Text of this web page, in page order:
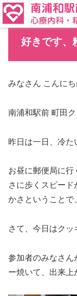
好きです
みなさん こんに
南浦和駅前 町田
昨日は一日、冷た
お昼に郵便局に行
さに歩くスピー
かさということで
さて、今日はクッ
参加者のみなさん
ー焼いて、出来